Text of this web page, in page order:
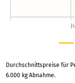
Durchschnittspreise für
6.000 kg Abnahme.